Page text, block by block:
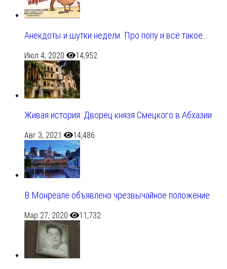
Анекдоты и шутки недели. Про попу и всё такое…
Июл 4, 2020 14,952
Живая история: Дворец князя Смецкого в Абхазии
Авг 3, 2021 14,486
В Монреале объявлено чрезвычайное положение
Мар 27, 2020 11,732